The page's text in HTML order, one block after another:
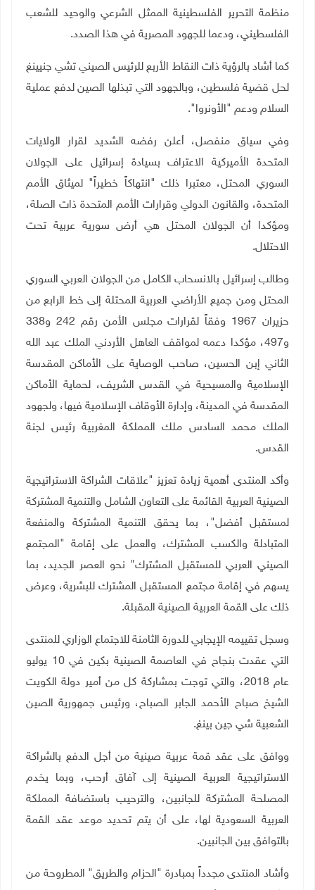
منظمة التحرير الفلسطينية الممثل الشرعي والوحيد للشعب
الفلسطيني، ودعما للجهود المصرية في هذا الصدد.
كما أشاد بالرؤية ذات النقاط الأربع للرئيس الصيني تشي جنيينغ
لحل قضية فلسطين، وبالجهود التي تبذلها الصين لدفع عملية
السلام ودعم "الأونروا".
وفي سياق منفصل، أعلن رفضه الشديد لقرار الولايات
المتحدة الأميركية الاعتراف بسيادة إسرائيل على الجولان
السوري المحتل، معتبرا ذلك "انتهاكاً خطيراً" لميثاق الأمم
المتحدة، والقانون الدولي وقرارات الأمم المتحدة ذات الصلة،
ومؤكدا أن الجولان المحتل هي أرض سورية عربية تحت
الاحتلال.
وطالب إسرائيل بالانسحاب الكامل من الجولان العربي السوري
المحتل ومن جميع الأراضي العربية المحتلة إلى خط الرابع من
حزيران 1967 وفقاً لقرارات مجلس الأمن رقم 242 و338
و497، مؤكدا دعمه لمواقف العاهل الأردني الملك عبد الله
الثاني إبن الحسين، صاحب الوصاية على الأماكن المقدسة
الإسلامية والمسيحية في القدس الشريف، لحماية الأماكن
المقدسة في المدينة، وإدارة الأوقاف الإسلامية فيها، ولجهود
الملك محمد السادس ملك المملكة المغربية رئيس لجنة
القدس.
وأكد المنتدى أهمية زيادة تعزيز "علاقات الشراكة الاستراتيجية
الصينية العربية القائمة على التعاون الشامل والتنمية المشتركة
لمستقبل أفضل"، بما يحقق التنمية المشتركة والمنفعة
المتبادلة والكسب المشترك، والعمل على إقامة "المجتمع
الصيني العربي للمستقبل المشترك" نحو العصر الجديد، بما
يسهم في إقامة مجتمع المستقبل المشترك للبشرية، وعرض
ذلك على القمة العربية الصينية المقبلة.
وسجل تقييمه الإيجابي للدورة الثامنة للاجتماع الوزاري للمنتدى
التي عقدت بنجاح في العاصمة الصينية بكين في 10 يوليو
عام 2018، والتي توجت بمشاركة كل من أمير دولة الكويت
الشيخ صباح الأحمد الجابر الصباح، ورئيس جمهورية الصين
الشعبية شي جين بينغ.
ووافق على عقد قمة عربية صينية من أجل الدفع بالشراكة
الاستراتيجية العربية الصينية إلى آفاق أرحب، وبما يخدم
المصلحة المشتركة للجانبين، والترحيب باستضافة المملكة
العربية السعودية لها، على أن يتم تحديد موعد عقد القمة
بالتوافق بين الجانبين.
وأشاد المنتدى مجدداً بمبادرة "الحزام والطريق" المطروحة من